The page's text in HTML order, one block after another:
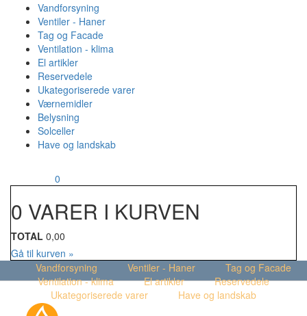
Vandforsyning
Ventiler - Haner
Tag og Facade
Ventilation - klima
El artikler
Reservedele
Ukategoriserede varer
Værnemidler
Belysning
Solceller
Have og landskab
0
0 VARER I KURVEN
TOTAL 0,00
Gå til kurven »
Vandforsyning
Ventiler - Haner
Tag og Facade
Ventilation - klima
El artikler
Reservedele
Ukategoriserede varer
Have og landskab